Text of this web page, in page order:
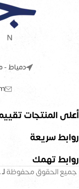
دمياط -
أعلى المنتجات
روابط سريعة
روابط تهمك
جميع الحقوق محفوظةلـ